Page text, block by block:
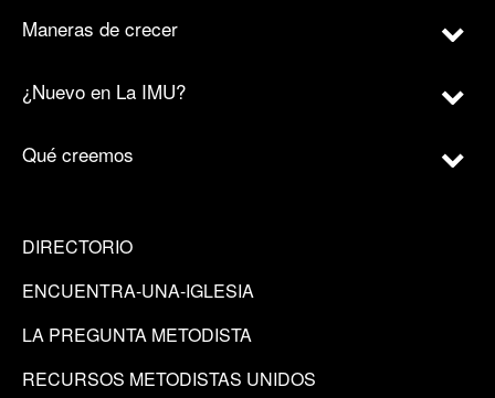
Maneras de crecer
¿Nuevo en La IMU?
Qué creemos
DIRECTORIO
ENCUENTRA-UNA-IGLESIA
LA PREGUNTA METODISTA
RECURSOS METODISTAS UNIDOS